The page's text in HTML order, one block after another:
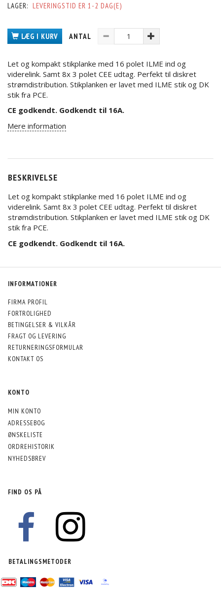
LAGER: LEVERINGSTID ER 1-2 DAG(E)
LÆG I KURV ANTAL
Let og kompakt stikplanke med 16 polet ILME ind og
viderelink. Samt 8x 3 polet CEE udtag. Perfekt til diskret
strømdistribution. Stikplanken er lavet med ILME stik og DK
stik fra PCE.
CE godkendt. Godkendt til 16A.
Mere information
BESKRIVELSE
Let og kompakt stikplanke med 16 polet ILME ind og
viderelink. Samt 8x 3 polet CEE udtag. Perfekt til diskret
strømdistribution. Stikplanken er lavet med ILME stik og DK
stik fra PCE.
CE godkendt. Godkendt til 16A.
INFORMATIONER
FIRMA PROFIL
FORTROLIGHED
BETINGELSER & VILKÅR
FRAGT OG LEVERING
RETURNERINGSFORMULAR
KONTAKT OS
KONTO
MIN KONTO
ADRESSEBOG
ØNSKELISTE
ORDREHISTORIK
NYHEDSBREV
FIND OS PÅ
BETALINGSMETODER